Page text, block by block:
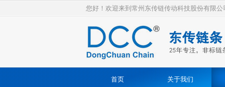
您好！欢迎来到常州东传链传动科技股份有限公
首页 关于我们